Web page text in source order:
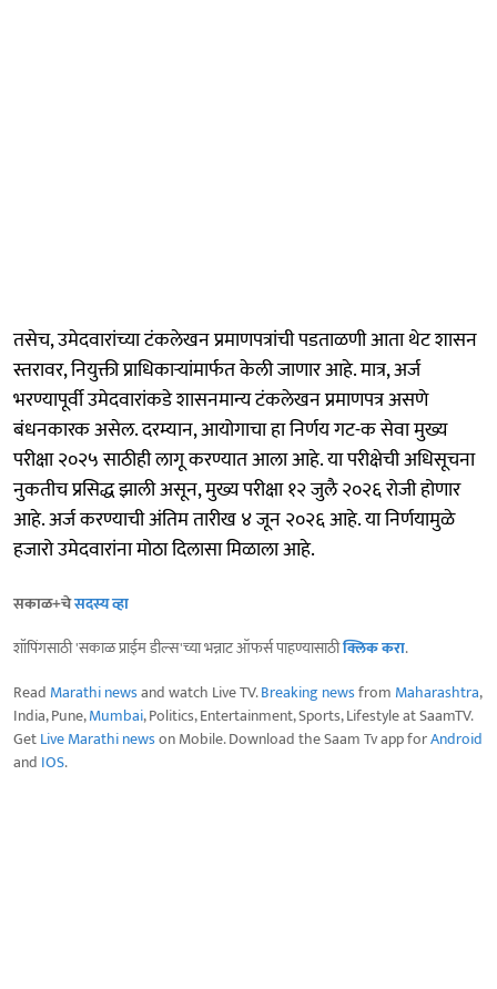
तसेच, उमेदवारांच्या टंकलेखन प्रमाणपत्रांची पडताळणी आता थेट शासन
स्तरावर, नियुक्ती प्राधिकाऱ्यांमार्फत केली जाणार आहे. मात्र, अर्ज
भरण्यापूर्वी उमेदवारांकडे शासनमान्य टंकलेखन प्रमाणपत्र असणे
बंधनकारक असेल. दरम्यान, आयोगाचा हा निर्णय गट-क सेवा मुख्य
परीक्षा २०२५ साठीही लागू करण्यात आला आहे. या परीक्षेची अधिसूचना
नुकतीच प्रसिद्ध झाली असून, मुख्य परीक्षा १२ जुलै २०२६ रोजी होणार
आहे. अर्ज करण्याची अंतिम तारीख ४ जून २०२६ आहे. या निर्णयामुळे
हजारो उमेदवारांना मोठा दिलासा मिळाला आहे.
सकाळ+चेसदस्य व्हा
शॉपिंगसाठी 'सकाळ प्राईम डील्स'च्या भन्नाट ऑफर्स पाहण्यासाठीक्लिक करा.
Read Marathi newsand watch Live TV.Breaking newsfrom Maharashtra,
India, Pune,Mumbai, Politics, Entertainment, Sports, Lifestyle at SaamTV.
GetLive Marathi newson Mobile. Download the Saam Tv app forAndroid
and IOS.